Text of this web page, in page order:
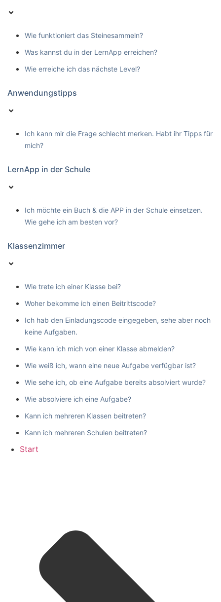
Wie funktioniert das Steinesammeln?
Was kannst du in der LernApp erreichen?
Wie erreiche ich das nächste Level?
Anwendungstipps
Ich kann mir die Frage schlecht merken. Habt ihr Tipps für
mich?
LernApp in der Schule
Ich möchte ein Buch & die APP in der Schule einsetzen.
Wie gehe ich am besten vor?
Klassenzimmer
Wie trete ich einer Klasse bei?
Woher bekomme ich einen Beitrittscode?
Ich hab den Einladungscode eingegeben, sehe aber noch
keine Aufgaben.
Wie kann ich mich von einer Klasse abmelden?
Wie weiß ich, wann eine neue Aufgabe verfügbar ist?
Wie sehe ich, ob eine Aufgabe bereits absolviert wurde?
Wie absolviere ich eine Aufgabe?
Kann ich mehreren Klassen beitreten?
Kann ich mehreren Schulen beitreten?
Start